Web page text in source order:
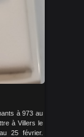
à 973 au
à Villers le
25 février.